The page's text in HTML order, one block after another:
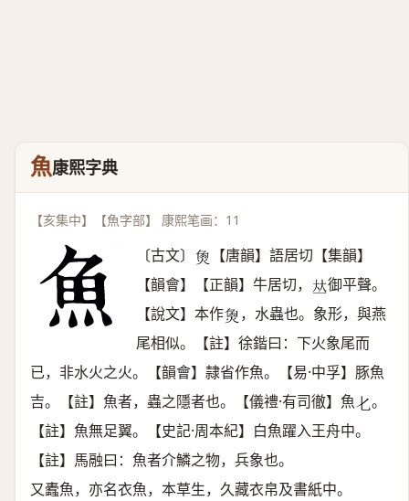
魚康熙字典
【亥集中】【魚字部】 康熙笔画：11
〔古文〕 𤉯
【唐韻】語居切【集韻】
【韻會】【正韻】牛居切， 𠀤御平聲。
【說文】本作𤋳 ，水蟲也。象形，與燕
尾相似。【註】徐鍇曰：下火象尾而
已，非水火之火。【韻會】隷省作魚。【易·中孚】豚魚
吉。【註】魚者，蟲之隱者也。【儀禮·有司徹】魚𠤎。
【註】魚無足翼。【史記·周本紀】白魚躍入王舟中。
【註】馬融曰：魚者介鱗之物，兵象也。
又蠹魚，亦名衣魚，本草生，久藏衣帛及書紙中。